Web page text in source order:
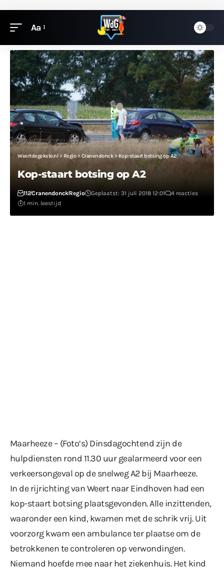
Aa
Weertdegekste.nl > Regio> Cranendonck> Kop-staart botsing op A2
Kop-staart botsing op A2
112CranendonckRegio Geplaatst: 31 juli 2018 12:01
4 reacties
1 min. leestijd
Maarheeze – (Foto’s) Dinsdagochtend zijn de
hulpdiensten rond 11.30 uur gealarmeerd voor een
verkeersongeval op de snelweg A2 bij Maarheeze.
In de rijrichting van Weert naar Eindhoven had een
kop-staart botsing plaatsgevonden. Alle inzittenden,
waaronder een kind, kwamen met de schrik vrij. Uit
voorzorg kwam een ambulance ter plaatse om de
betrokkenen te controleren op verwondingen.
Niemand hoefde mee naar het ziekenhuis. Het kind